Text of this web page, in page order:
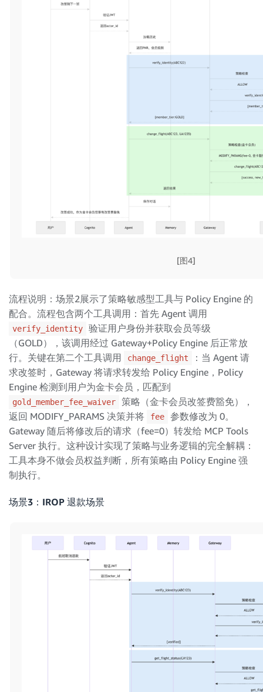
[图4]
流程说明：场景2展示了策略敏感型工具与 Policy Engine 的
配合。流程包含两个工具调用：首先 Agent 调用
verify_identity
验证用户身份并获取会员等级
（GOLD），该调用经过 Gateway+Policy Engine 后正常放
行。关键在第二个工具调用
change_flight
：当 Agent 请
求改签时，Gateway 将请求转发给 Policy Engine，Policy
Engine 检测到用户为金卡会员，匹配到
gold_member_fee_waiver
策略（金卡会员改签费豁免），
返回 MODIFY_PARAMS 决策并将
fee
参数修改为 0。
Gateway 随后将修改后的请求（fee=0）转发给 MCP Tools
Server 执行。这种设计实现了策略与业务逻辑的完全解耦：
工具本身不做会员权益判断，所有策略由 Policy Engine 强
制执行。
场景3：IROP 退款场景